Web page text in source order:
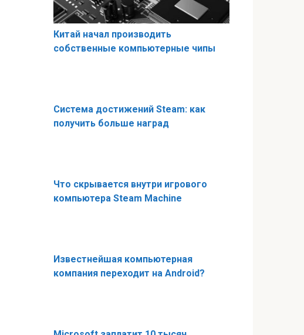
Китай начал производить
собственные компьютерные чипы
Система достижений Steam: как
получить больше наград
Что скрывается внутри игрового
компьютера Steam Machine
Известнейшая компьютерная
компания переходит на Android?